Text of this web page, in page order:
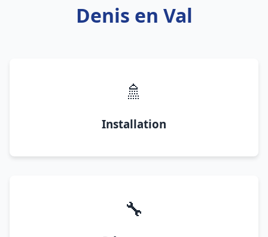
Denis en Val
🚿
Installation
🔧